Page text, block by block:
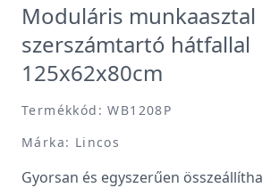
Moduláris munkaasztal
szerszámtartó hátfallal
125x62x80cm
Termékkód: WB1208P
Márka: Lincos
Gyorsan és egyszerűen